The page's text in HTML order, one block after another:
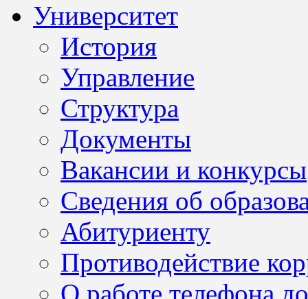
Университет
История
Управление
Структура
Документы
Вакансии и конкурсы
Сведения об
Абитуриенту
Противодействие